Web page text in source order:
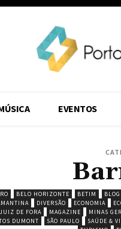
EVENTOS
BELO HORIZONTE BETIM BLOG
DIVERSÃO ECONOMIA
JUIZ DE FORA MAGAZINE MINAS
DUMONT SÃO PAULO SAÚDE &